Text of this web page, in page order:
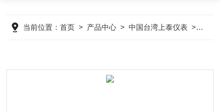
当前位置：首页 > 产品中心 >中国台湾上泰仪表 > 中国